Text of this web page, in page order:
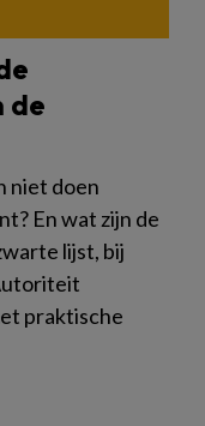
de
niet doen
En wat zijn de
lijst, bij
praktische